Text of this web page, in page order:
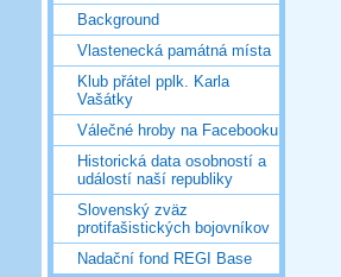
Background
Vlastenecká památná místa
Klub přátel pplk. Karla
Vašátky
Válečné hroby na Facebooku
Historická data osobností a
událostí naší republiky
Slovenský zväz
protifašistických bojovníkov
Nadační fond REGI Base